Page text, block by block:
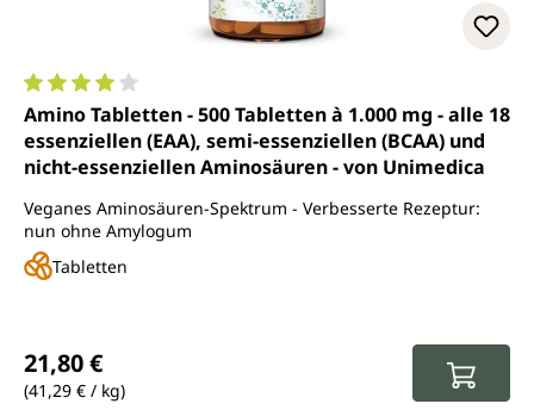
Durchschnittliche Bewertung von 4.1 von 5 Sternen
Amino Tabletten - 500 Tabletten à 1.000 mg - alle 18
essenziellen (EAA), semi-essenziellen (BCAA) und
nicht-essenziellen Aminosäuren - von Unimedica
Veganes Aminosäuren-Spektrum - Verbesserte Rezeptur:
nun ohne Amylogum
Tabletten
21,80 €
(41,29 € / kg)